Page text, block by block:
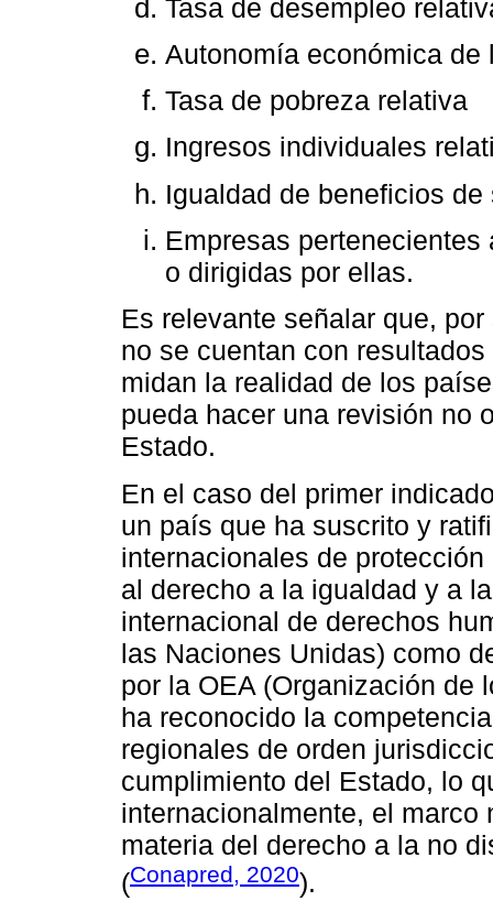
Tasa de desempleo
Autonomía económica de
Tasa de pobreza relativa
Ingresos individuales
Igualdad de beneficios
Empresas
o dirigidas por ellas.
Es relevante señalar que,
no se cuentan con
midan la realidad de los
pueda hacer una revisión no
Estado.
En el caso del primer
un país que ha suscrito y
internacionales de
al derecho a la igualdad y a
internacional de derechos
las Naciones Unidas) como
por la OEA (Organización de
ha reconocido la
regionales de orden
cumplimiento del Estado, lo
internacionalmente, el
materia del derecho a la no
(Conapred, 2020).